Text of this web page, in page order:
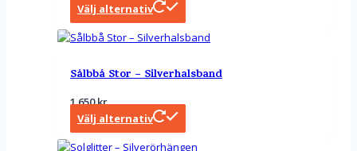
Välj alternativ
Sålbbå Stor – Silverhalsband
1 650kr
Välj alternativ